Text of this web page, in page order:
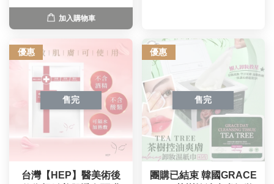
加入購物車
優惠
售完
台灣【HEP】醫美術後
優惠
售完
團購已結束 韓國GRACE